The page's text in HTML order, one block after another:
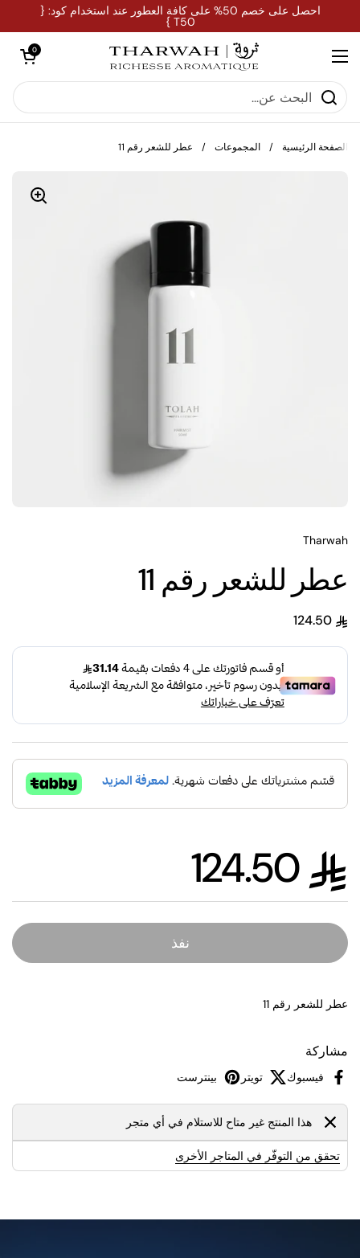
تخطي إلى المحتوى احصل على خصم 50% على كافة العطور عند استخدام كود: {
T50 }
فتح القائمة
فتح العربة
0
الصفحة الرئيسية / المجموعات / عطر للشعر رقم 11
Tharwah
عطر للشعر رقم 11
السعر العادي
السعر العادي
نفذ
عطر للشعر رقم 11
مشاركة
فيسبوك تويتر بينترست
هذا المنتج غير متاح للاستلام في أي متجر
تحقق من التوفّر في المتاجر الأخرى